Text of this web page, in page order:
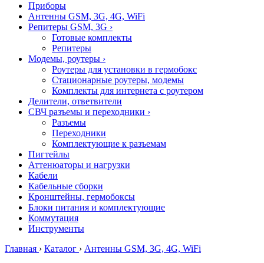
Приборы
Антенны GSM, 3G, 4G, WiFi
Репитеры GSM, 3G ›
Готовые комплекты
Репитеры
Модемы, роутеры ›
Роутеры для установки в гермобокс
Стационарные роутеры, модемы
Комплекты для интернета с роутером
Делители, ответвители
СВЧ разъемы и переходники ›
Разъемы
Переходники
Комплектующие к разъемам
Пигтейлы
Аттенюаторы и нагрузки
Кабели
Кабельные сборки
Кронштейны, гермобоксы
Блоки питания и комплектующие
Коммутация
Инструменты
Главная › Каталог › Антенны GSM, 3G, 4G, WiFi